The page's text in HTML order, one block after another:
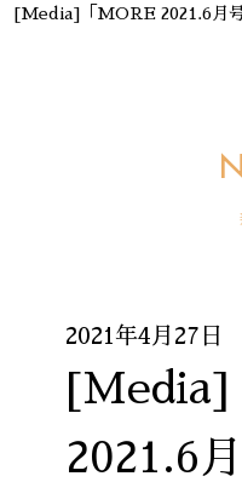
[Media]「MORE 2021.6月
2021年4月27日
[Media]
2021.6